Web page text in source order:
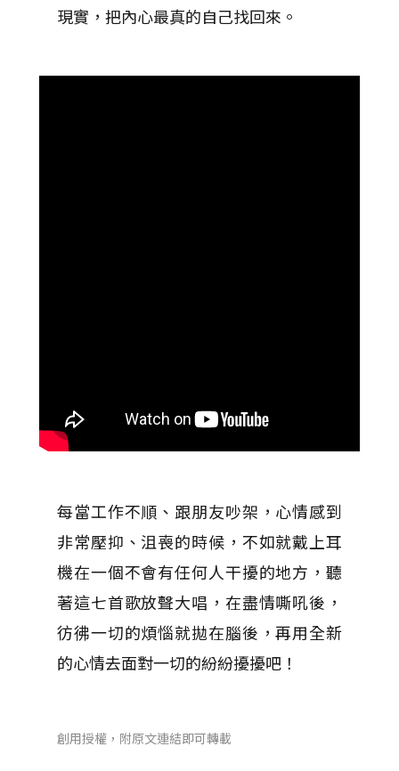
現實，把內心最真的自己找回來。
每當工作不順、跟朋友吵架，心情感到
非常壓抑、沮喪的時候，不如就戴上耳
機在一個不會有任何人干擾的地方，聽
著這七首歌放聲大唱，在盡情嘶吼後，
彷彿一切的煩惱就拋在腦後，再用全新
的心情去面對一切的紛紛擾擾吧！
創用授權，附原文連結即可轉載